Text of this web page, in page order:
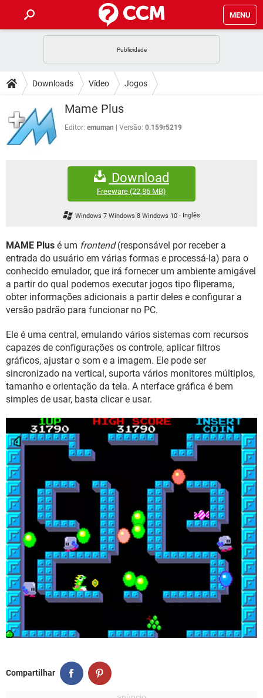
MENU
CELULAR FACEBOOK
OUTLOOK
INSTAGRAM GMAIL
GUIA DE COMPRAS
DICAS
JOGOS WHATSAPP
CELULAR
OUTLOOK
DOWNLOADS
JOGOS WHATSAPP
CELULAR
EXCEL
GMAIL
FÓRUM
FACEBOOK
EXCEL
GMAIL
WHATSAPP
INSTAGRAM GMAIL
GUIA DE COMPRAS
Downloads Vídeo Jogos
Mame Plus
Editor: emuman Versão: 0.159r5219
Download
Freeware (22,86 MB)
Windows 7 Windows 8 Windows 10 - Inglês
MAME Plus é um frontend(responsável por receber a
entrada do usuário em várias formas e processá-la) para o
conhecido emulador, que irá fornecer um ambiente amigável
a partir do qual podemos executar jogos tipo fliperama,
obter informações adicionais a partir deles e configurar a
versão padrão para funcionar no PC.
Ele é uma central, emulando vários sistemas com recursos
capazes de configurações os controle, aplicar filtros
gráficos, ajustar o som e a imagem. Ele pode ser
sincronizado na vertical, suporta vários monitores múltiplos,
tamanho e orientação da tela. A nterface gráfica é bem
simples de usar, basta clicar e usar.
Compartilhar